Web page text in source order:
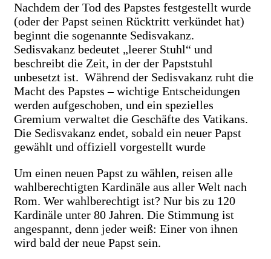
Nachdem der Tod des Papstes festgestellt wurde
(oder der Papst seinen Rücktritt verkündet hat)
beginnt die sogenannte Sedisvakanz.
Sedisvakanz bedeutet „leerer Stuhl“ und
beschreibt die Zeit, in der der Papststuhl
unbesetzt ist. Während der Sedisvakanz ruht die
Macht des Papstes – wichtige Entscheidungen
werden aufgeschoben, und ein spezielles
Gremium verwaltet die Geschäfte des Vatikans.
Die Sedisvakanz endet, sobald ein neuer Papst
gewählt und offiziell vorgestellt wurde
Um einen neuen Papst zu wählen, reisen alle
wahlberechtigten Kardinäle aus aller Welt nach
Rom. Wer wahlberechtigt ist? Nur bis zu 120
Kardinäle unter 80 Jahren. Die Stimmung ist
angespannt, denn jeder weiß: Einer von ihnen
wird bald der neue Papst sein.